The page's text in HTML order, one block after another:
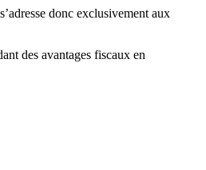
donc exclusivement aux
des avantages fiscaux en